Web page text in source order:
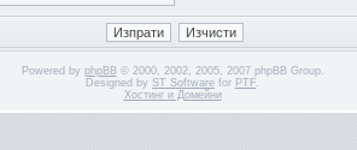
Powered by phpBB© 2000, 2002, 2005, 2007 phpBB Group.
Designed by ST Software for PTF.
Хостинг и Домейни